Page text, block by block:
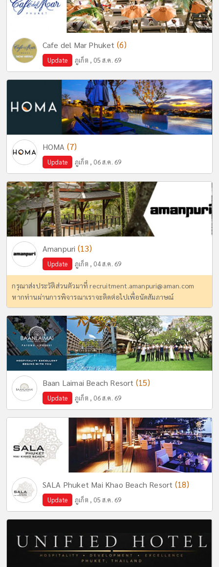
Cafe del Mar Phuket (6)
Update ภูเก็ต , 05 ส.ค. 69
HOMA (7)
Update ภูเก็ต , 06 ส.ค. 69
Amanpuri (13)
Update ภูเก็ต , 04 ส.ค. 69
กรุณาส่งประวัติส่วนตัวมาที่recruitment.amanpuri@aman.com
หากท่านผ่านการพิจารณาเราจะติดต่อไปเพื่อนัดสัมภาษณ์
Baan Laimai Beach Resort (15)
Update ภูเก็ต , 06 ส.ค. 69
SALA Phuket Mai Khao Beach Resort (18)
Update ภูเก็ต , 05 ส.ค. 69